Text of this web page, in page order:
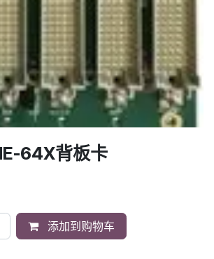
64X背板卡
添加到购物车